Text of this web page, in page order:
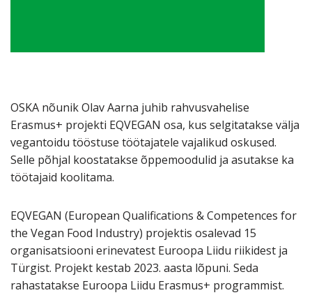
OSKA nõunik Olav Aarna juhib rahvusvahelise
Erasmus+ projekti EQVEGAN osa, kus selgitatakse välja
vegantoidu tööstuse töötajatele vajalikud oskused.
Selle põhjal koostatakse õppemoodulid ja asutakse ka
töötajaid koolitama.
EQVEGAN (European Qualifications & Competences for
the Vegan Food Industry) projektis osalevad 15
organisatsiooni erinevatest Euroopa Liidu riikidest ja
Türgist. Projekt kestab 2023. aasta lõpuni. Seda
rahastatakse Euroopa Liidu Erasmus+ programmist.